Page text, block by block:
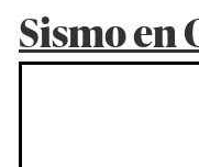
Sismo en